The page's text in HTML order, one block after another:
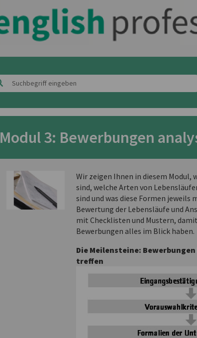
Modul 3: Bewerbungen
Wir zeigen Ihnen in diesem Modul,
sind, welche Arten von
sind und was diese Formen jeweils
Bewertung der Lebensläufe und
mit Checklisten und Mustern,
Bewerbungen alles im Blick haben.
Die Meilensteine:
treffen